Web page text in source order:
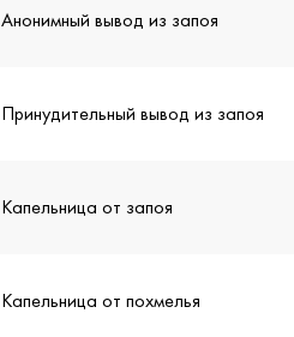
Анонимный вывод из запоя
Принудительный вывод из запоя
Капельница от запоя
Капельница от похмелья